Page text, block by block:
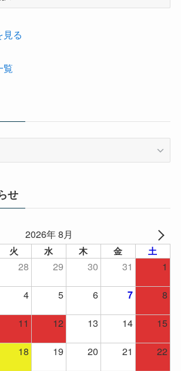
る
覧
せ
2026年 8月
火 水 木 金 土
28 29 30 31
1
4 5 6 7
8
11 12 13 14
15
18 19 20 21
22